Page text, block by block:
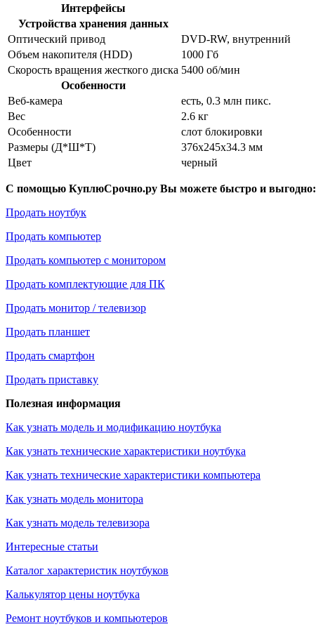
Интерфейсы
Устройства хранения данных
Оптический привод
DVD-RW, внутренний
Объем накопителя (HDD)
1000 Гб
Скорость вращения жесткого диска 5400 об/мин
Особенности
Веб-камера
есть, 0.3 млн пикс.
Вес
2.6 кг
Особенности
слот блокировки
Размеры (Д*Ш*Т)
376x245x34.3 мм
Цвет
черный
С помощью КуплюСрочно.ру Вы можете быстро и выгодно:
Продать ноутбук
Продать компьютер
Продать компьютер с монитором
Продать комплектующие для ПК
Продать монитор / телевизор
Продать планшет
Продать смартфон
Продать приставку
Полезная информация
Как узнать модель и модификацию ноутбука
Как узнать технические характеристики ноутбука
Как узнать технические характеристики компьютера
Как узнать модель монитора
Как узнать модель телевизора
Интересные статьи
Каталог характеристик ноутбуков
Калькулятор цены ноутбука
Ремонт ноутбуков и компьютеров